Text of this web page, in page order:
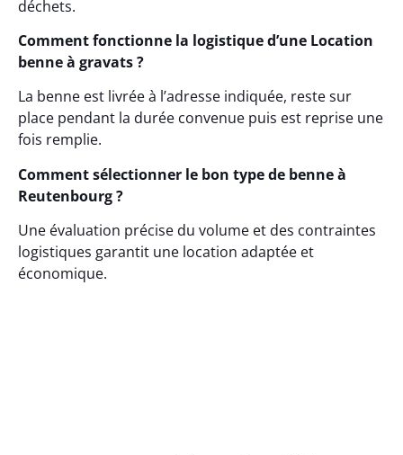
déchets.
Comment fonctionne la logistique d’une Location
benne à gravats ?
La benne est livrée à l’adresse indiquée, reste sur
place pendant la durée convenue puis est reprise une
fois remplie.
Comment sélectionner le bon type de benne à
Reutenbourg ?
Une évaluation précise du volume et des contraintes
logistiques garantit une location adaptée et
économique.